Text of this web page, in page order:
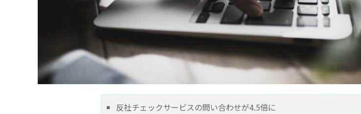
反社チェックサービスの問い合わせが4.5倍に